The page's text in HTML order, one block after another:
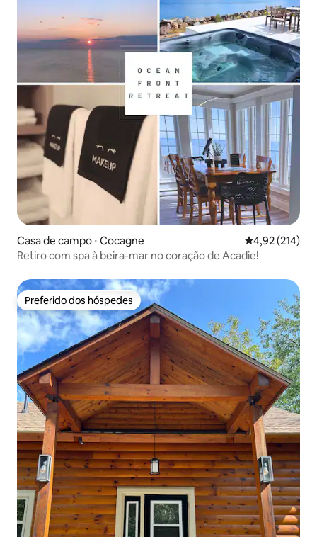
Casa de campo ⋅ Cocagne 4,92 de uma
4,92 (214)
Retiro com spa à beira-mar no coração de Acadie!
Preferido dos hóspedes
Preferido dos hóspedes